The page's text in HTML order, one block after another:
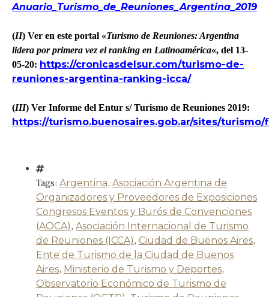
Anuario_Turismo_de_Reuniones_Argentina_2019
(II) Ver en este portal «Turismo de Reuniones: Argentina
lidera por primera vez el ranking en Latinoamérica«, del 13-
05-20: https://cronicasdelsur.com/turismo-de-
reuniones-argentina-ranking-icca/
(III) Ver Informe del Entur s/ Turismo de Reuniones 2019:
https://turismo.buenosaires.gob.ar/sites/turismo/
Tags: Argentina, Asociación Argentina de
Organizadores y Proveedores de Exposiciones
Congresos Eventos y Burós de Convenciones
(AOCA), Asociación Internacional de Turismo
de Reuniones (ICCA), Ciudad de Buenos Aires,
Ente de Turismo de la Ciudad de Buenos
Aires, Ministerio de Turismo y Deportes,
Observatorio Económico de Turismo de